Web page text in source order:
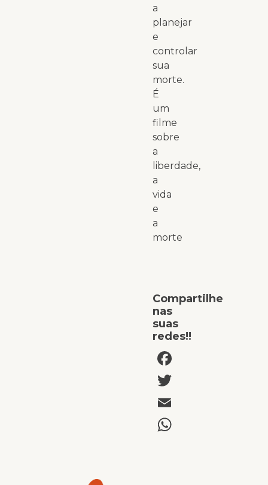
a
planejar
e
controlar
sua
morte.
É
um
filme
sobre
a
liberdade,
a
vida
e
a
morte
Compartilhe
nas
suas
redes!!